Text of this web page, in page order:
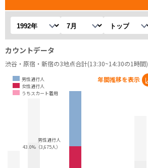
年を選択 月を選択 観測地を選択
カウントデータ
渋谷・原宿・新宿の3地点合計(13:30~14:30の1時間)
男性通行人
女性通行人
うちスカート着用
年間推移を表示
男性通行人
43.0%（3,675人）